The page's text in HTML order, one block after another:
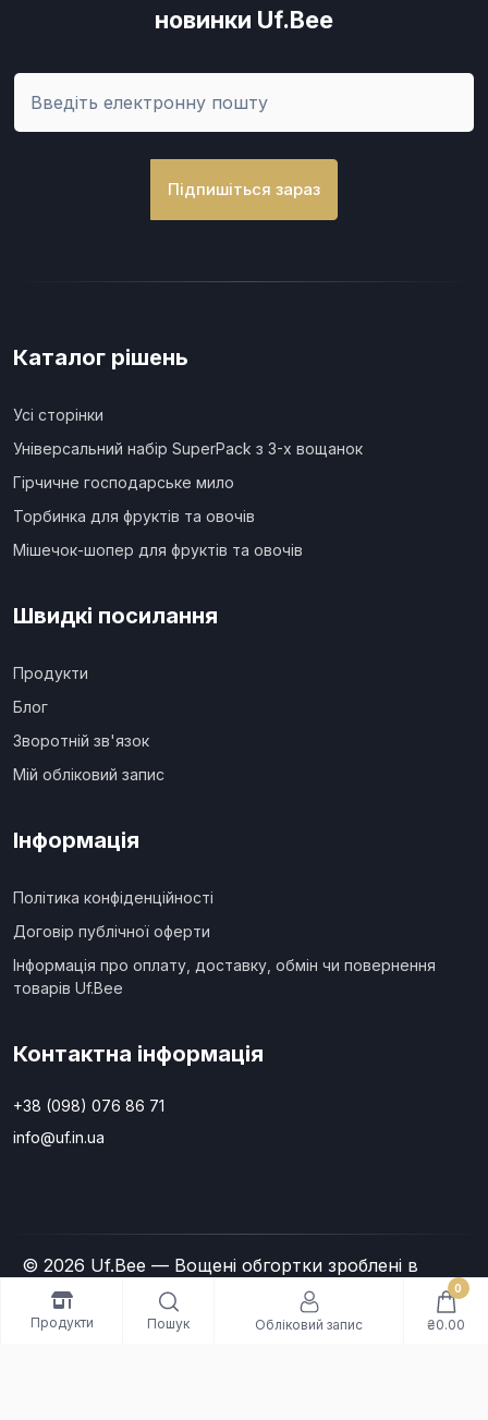
новинки Uf.Bee
Підпишіться зараз
Каталог рішень
Усі сторінки
Універсальний набір SuperPack з 3-х вощанок
Гірчичне господарське мило
Торбинка для фруктів та овочів
Мішечок-шопер для фруктів та овочів
Швидкі посилання
Продукти
Блог
Зворотній зв'язок
Мій обліковий запис
Інформація
Політика конфіденційності
Договір публічної оферти
Інформація про оплату, доставку, обмін чи повернення
товарів Uf.Bee
Контактна інформація
+38 (098) 076 86 71
info@uf.in.ua
© 2026 Uf.Bee — Вощені обгортки зроблені в
Україні. All Rights Reserved
Продукти Пошук Обліковий запис
0
₴0.00